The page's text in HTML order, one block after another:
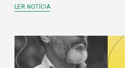
LER NOTÍCIA